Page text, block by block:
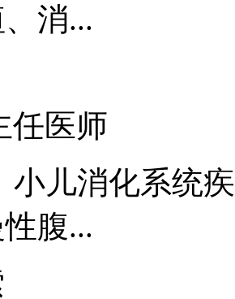
消...
任医师
小儿消化系统
腹...